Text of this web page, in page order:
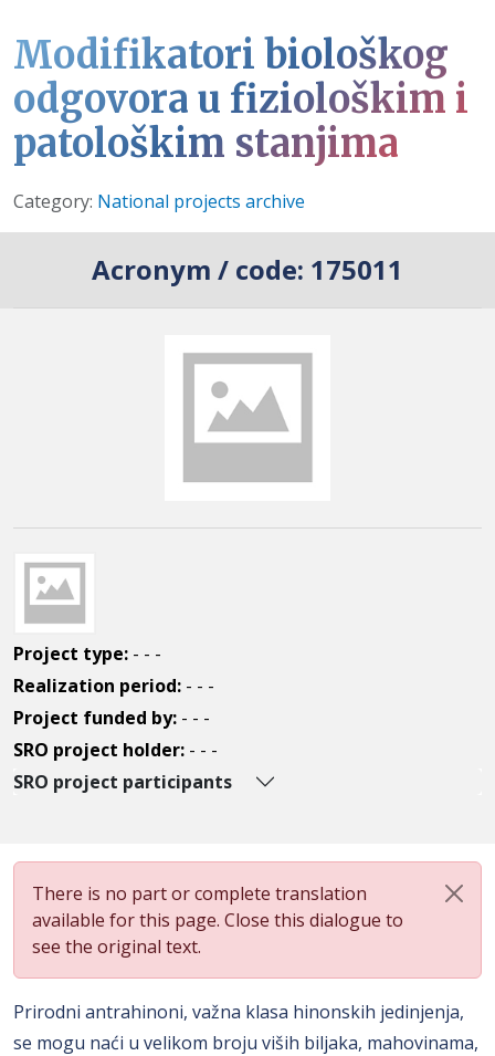
Modifikatori biološkog
odgovora u fiziološkim i
patološkim stanjima
Details
Category: National projects archive
Acronym / code: 175011
Project type: - - -
Realization period: - - -
Project funded by: - - -
SRO project holder: - - -
SRO project participants
There is no part or complete translation
available for this page. Close this dialogue to
see the original text.
Prirodni antrahinoni, važna klasa hinonskih jedinjenja,
se mogu naći u velikom broju viših biljaka, mahovinama,